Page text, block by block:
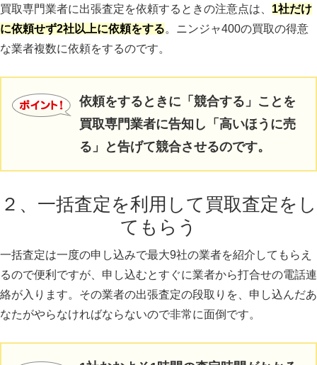
買取専門業者に出張査定を依頼するときの注意点は、 1社だけ
に依頼せず2社以上に依頼をする。ニンジャ400の買取の得意
な業者複数に依頼をするのです。
依頼をするときに「競合する」ことを
買取専門業者に告知し「高いほうに売
る」と告げて競合させるのです。
２、一括査定を利用して買取査定をし
てもらう
一括査定は一度の申し込みで最大9社の業者を紹介してもらえ
るので便利ですが、申し込むとすぐに業者から打合せの電話連
絡が入ります。その業者の出張査定の段取りを、申し込んだあ
なたがやらなければならないので非常に面倒です。